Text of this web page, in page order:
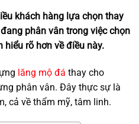
khách hàng lựa chọn thay
phân vân trong việc chọn
hiểu rõ hơn về điều này.
lăng mộ đá thay cho
phân vân. Đây thực sự là
cả về thẩm mỹ, tâm linh.